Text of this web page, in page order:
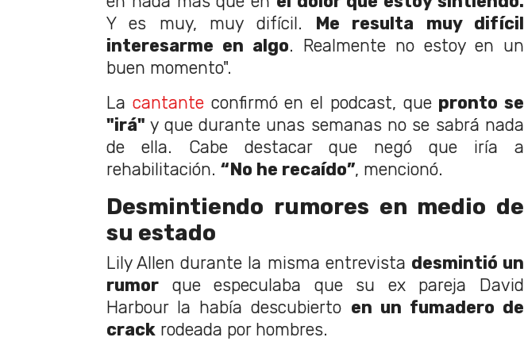
Y es muy, muy difícil. Me resulta muy difícil
interesarme en algo. Realmente no estoy en un
buen momento".
La cantanteconfirmó en el podcast, que pronto se
"irá" y que durante unas semanas no se sabrá nada
de ella. Cabe destacar que negó que iría a
rehabilitación. “No he recaído”, mencionó.
Desmintiendo rumores en medio de
su estado
Lily Allen durante la misma entrevista desmintió un
rumor que especulaba que su ex pareja David
Harbour la había descubierto en un fumadero de
crack rodeada por hombres.